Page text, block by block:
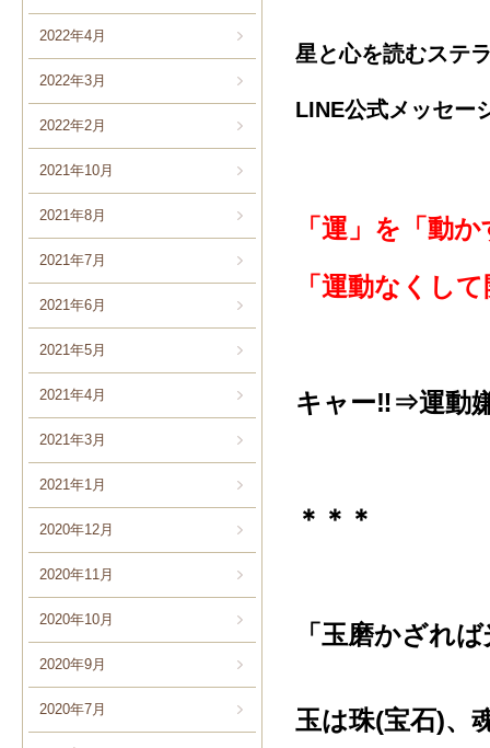
2022年4月
2022年3月
2022年2月
2021年10月
2021年8月
2021年7月
2021年6月
2021年5月
2021年4月
2021年3月
2021年1月
2020年12月
2020年11月
2020年10月
2020年9月
2020年7月
星と心を読むステ
LINE公式メッセー
「運」を「動
「運動なくし
キャー‼️⇒運動
＊＊＊
「玉磨かざれ
玉は珠(宝石)、